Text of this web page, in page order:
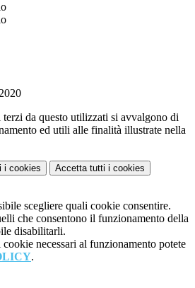
da questo utilizzati si avvalgono di
ed utili alle finalità illustrate nella
i cookies Accetta tutti i cookies
scegliere quali cookie consentire.
che consentono il funzionamento della
disabilitarli.
necessari al funzionamento potete
.